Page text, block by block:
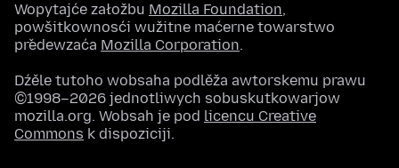
Wopytajće załožbu Mozilla Foundation,
powšitkownosći wužitne maćerne towarstwo
předewzaća Mozilla Corporation.
Dźěle tutoho wobsaha podlěža awtorskemu prawu
©1998–2026 jednotliwych sobuskutkowarjow
mozilla.org. Wobsah je pod licencu Creative
Commons k dispoziciji.